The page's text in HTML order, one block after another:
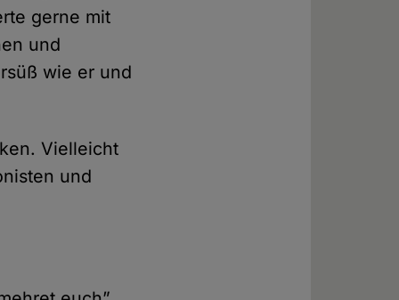
gerne mit
und
wie er und
Vielleicht
und